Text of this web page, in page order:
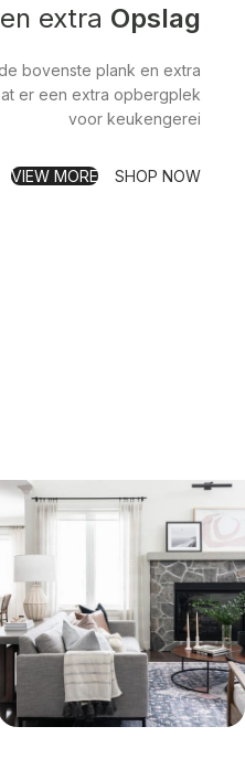
en extra Opslag
bovenste plank en extra
er een extra opbergplek
voor keukengerei
VIEW MORE SHOP NOW